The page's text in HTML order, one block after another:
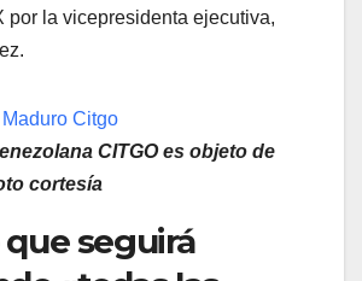
por la vicepresidenta ejecutiva,
CITGO es objeto de
cortesía
seguirá